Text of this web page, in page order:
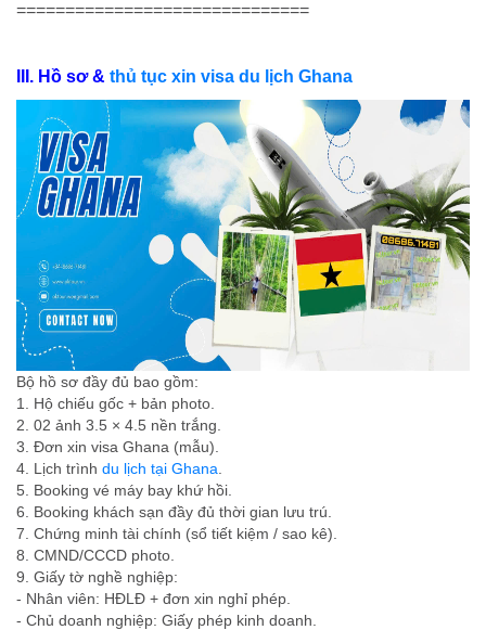
==============================
III. Hồ sơ & thủ tục xin visa du lịch Ghana
Bộ hồ sơ đầy đủ bao gồm:
1. Hộ chiếu gốc + bản photo.
2. 02 ảnh 3.5 × 4.5 nền trắng.
3. Đơn xin visa Ghana (mẫu).
4. Lịch trình du lịch tại Ghana
5. Booking vé máy bay khứ hồi.
6. Booking khách sạn đầy đủ thời gian lưu trú.
7. Chứng minh tài chính (sổ tiết kiệm / sao kê).
8. CMND/CCCD photo.
9. Giấy tờ nghề nghiệp:
- Nhân viên: HĐLĐ + đơn xin nghỉ phép.
- Chủ doanh nghiệp: Giấy phép kinh doanh.